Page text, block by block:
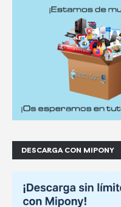
DESCARGA CON MIPONY